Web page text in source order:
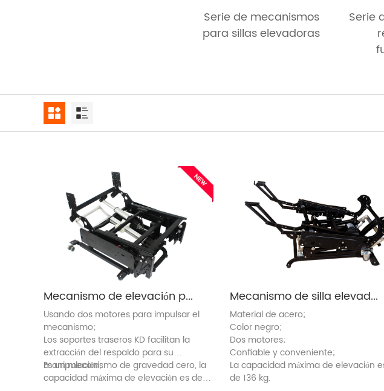
Serie de mecanismos
para sillas elevadoras
Serie
Mecanismo de elevación para sillón reclinable (8046)
Usando dos motores para impulsar el
mecanismo;
Los soportes traseros KD facilitan la
extracción del respaldo para su
manipulación;
Es un mecanismo de gravedad cero, la
capacidad máxima de elevación es de
Mecanismo de silla elevadora (ZH8071)
Material de acero;
Color negro;
Dos motores;
Confiable y conveniente;
La capacidad máxima de elevación
de 136 kg.